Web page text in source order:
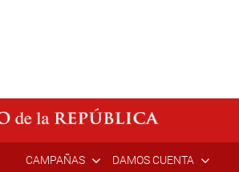
CAMPAÑAS DAMOS CUENTA